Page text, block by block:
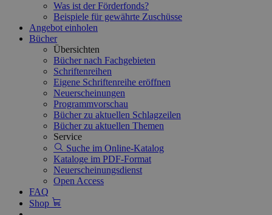
Was ist der Förderfonds?
Beispiele für gewährte Zuschüsse
Angebot einholen
Bücher
Übersichten
Bücher nach Fachgebieten
Schriftenreihen
Eigene Schriftenreihe eröffnen
Neuerscheinungen
Programmvorschau
Bücher zu aktuellen Schlagzeilen
Bücher zu aktuellen Themen
Service
Suche im Online-Katalog
Kataloge im PDF-Format
Neuerscheinungsdienst
Open Access
FAQ
Shop